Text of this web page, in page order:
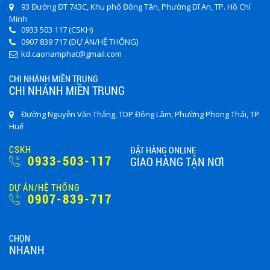
93 Đường ĐT 743C, Khu phố Đông Tân, Phường Dĩ An, TP. Hồ Chí
Minh
0933 503 117 (CSKH)
0907 839 717 (DỰ ÁN/HỆ THỐNG)
kd.caonamphat@gmail.com
CHI NHÁNH MIỀN TRUNG
CHI NHÁNH MIỀN TRUNG
Đường Nguyễn Văn Thắng, TDP Đông Lâm, Phường Phong Thái, TP
Huế
CSKH
0933-503-117
DỰ ÁN/HỆ THỐNG
0907-839-717
ĐẶT HÀNG ONLINE
GIAO HÀNG TẬN NƠI
CHỌN
NHANH